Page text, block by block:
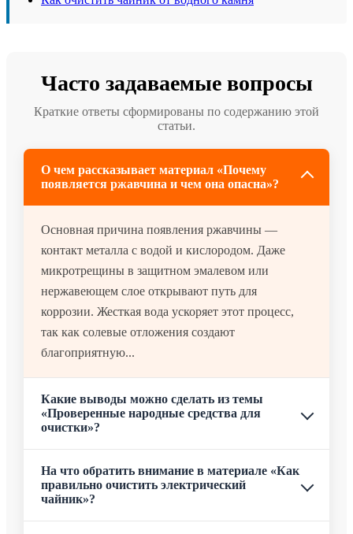
Часто задаваемые вопросы
Краткие ответы сформированы по содержанию этой
статьи.
О чем рассказывает материал «Почему
появляется ржавчина и чем она опасна»?
Основная причина появления ржавчины —
контакт металла с водой и кислородом. Даже
микротрещины в защитном эмалевом или
нержавеющем слое открывают путь для
коррозии. Жесткая вода ускоряет этот процесс,
так как солевые отложения создают
благоприятную...
Какие выводы можно сделать из темы
«Проверенные народные средства для
очистки»?
На что обратить внимание в материале «Как
правильно очистить электрический
чайник»?